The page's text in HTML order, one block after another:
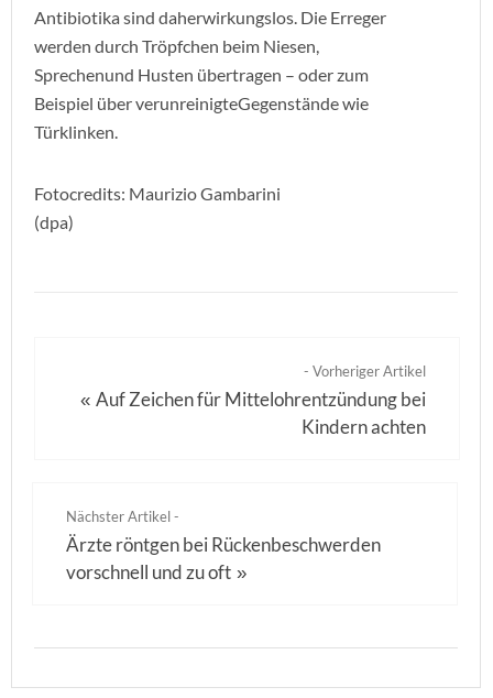
Antibiotika sind daherwirkungslos. Die Erreger
werden durch Tröpfchen beim Niesen,
Sprechenund Husten übertragen – oder zum
Beispiel über verunreinigteGegenstände wie
Türklinken.
Fotocredits: Maurizio Gambarini
(dpa)
- Vorheriger Artikel
«Auf Zeichen für Mittelohrentzündung bei
Kindern achten
Nächster Artikel -
Ärzte röntgen bei Rückenbeschwerden
vorschnell und zu oft »